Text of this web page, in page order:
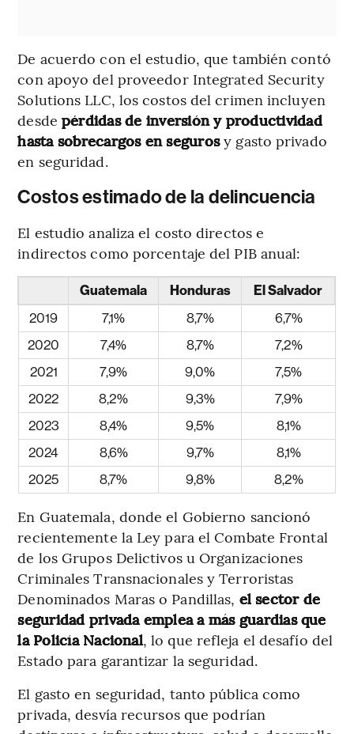
De acuerdo con el estudio, que también contó
con apoyo del proveedor Integrated Security
Solutions LLC, los costos del crimen incluyen
desde pérdidas de inversión y productividad
hasta sobrecargos en segurosy gasto privado
en seguridad.
Costos estimado de la delincuencia
El estudio analiza el costo directos e
indirectos como porcentaje del PIB anual:
Guatemala Honduras
El Salvador
2019
7,1% 8,7%
6,7%
2020
7,4% 8,7%
7,2%
2021
7,9% 9,0%
7,5%
2022
8,2% 9,3%
7,9%
2023
8,4% 9,5%
8,1%
2024
8,6% 9,7%
8,1%
2025
8,7% 9,8% 8,2%
En Guatemala, donde el Gobierno sancionó
recientemente la Ley para el Combate Frontal
de los Grupos Delictivos u Organizaciones
Criminales Transnacionales y Terroristas
Denominados Maras o Pandillas, el sector de
seguridad privada emplea a más guardias que
la Policía Nacional, lo que refleja el desafío del
Estado para garantizar la seguridad.
El gasto en seguridad, tanto pública como
privada, desvía recursos que podrían